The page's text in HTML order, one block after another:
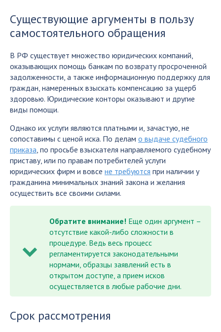
Существующие аргументы в пользу
самостоятельного обращения
В РФ существует множество юридических компаний,
оказывающих помощь банкам по возврату просроченной
задолженности, а также информационную поддержку для
граждан, намеренных взыскать компенсацию за ущерб
здоровью. Юридические конторы оказывают и другие
виды помощи.
Однако их услуги являются платными и, зачастую, не
сопоставимы с ценой иска. По делам о выдаче судебного
приказа , по просьбе взыскателя направляемого судебному
приставу, или по правам потребителей услуги
юридических фирм и вовсе не требуются при наличии у
гражданина минимальных знаний закона и желания
осуществить все своими силами.
Обратите внимание! Еще один аргумент –
отсутствие какой-либо сложности в
процедуре. Ведь весь процесс
регламентируется законодательными
нормами, образцы заявлений есть в
открытом доступе, а прием исков
осуществляется в любые рабочие дни.
Срок рассмотрения